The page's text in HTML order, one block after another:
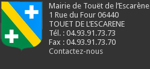
Mairie de Touët de l’Escarène
1 Rue du Four 06440
TOUET DE L’ESCARENE
Tél. : 04.93.91.73.73
Fax : 04.93.91.73.70
Contactez-nous